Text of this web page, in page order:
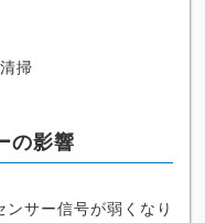
掃
の影響
サー信号が弱くなり